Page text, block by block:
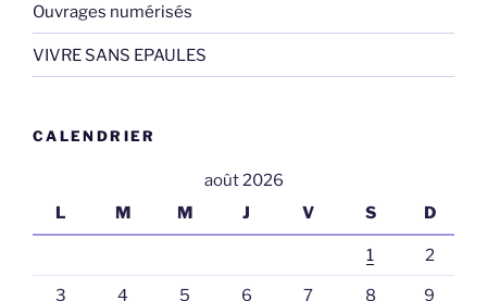
Ouvrages numérisés
VIVRE SANS EPAULES
CALENDRIER
août 2026
L
M M J V S D
1 2
3 4 5 6 7 8 9